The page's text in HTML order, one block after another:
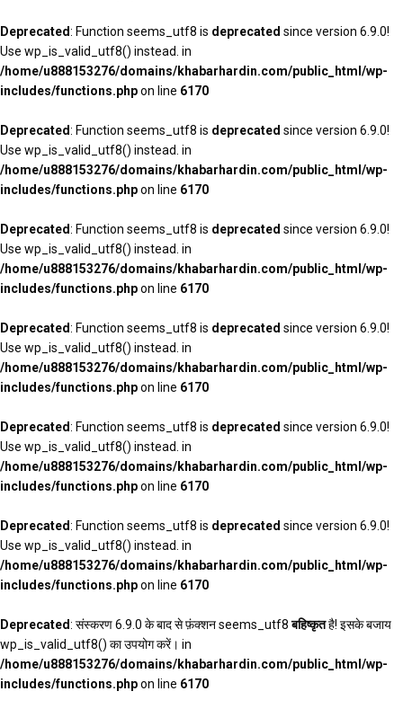
Deprecated: Function seems_utf8 is deprecated since version 6.9.0!
Use wp_is_valid_utf8() instead. in
/home/u888153276/domains/khabarhardin.com/public_html/wp-
includes/functions.phpon line 6170
Deprecated: Function seems_utf8 is deprecated since version 6.9.0!
Use wp_is_valid_utf8() instead. in
/home/u888153276/domains/khabarhardin.com/public_html/wp-
includes/functions.phpon line 6170
Deprecated: Function seems_utf8 is deprecated since version 6.9.0!
Use wp_is_valid_utf8() instead. in
/home/u888153276/domains/khabarhardin.com/public_html/wp-
includes/functions.phpon line 6170
Deprecated: Function seems_utf8 is deprecated since version 6.9.0!
Use wp_is_valid_utf8() instead. in
/home/u888153276/domains/khabarhardin.com/public_html/wp-
includes/functions.phpon line 6170
Deprecated: Function seems_utf8 is deprecated since version 6.9.0!
Use wp_is_valid_utf8() instead. in
/home/u888153276/domains/khabarhardin.com/public_html/wp-
includes/functions.phpon line 6170
Deprecated: Function seems_utf8 is deprecated since version 6.9.0!
Use wp_is_valid_utf8() instead. in
/home/u888153276/domains/khabarhardin.com/public_html/wp-
includes/functions.phpon line 6170
Deprecated: संस्करण 6.9.0 के बाद से फ़ंक्शन seems_utf8बहिष्कृतहै! इसके बजाय
wp_is_valid_utf8() का उपयोग करें। in
/home/u888153276/domains/khabarhardin.com/public_html/wp-
includes/functions.phpon line 6170